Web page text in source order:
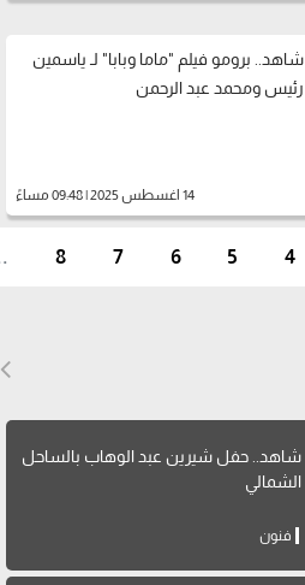
شاهد.. برومو فيلم "ماما وبابا" لـ ياسمين
رئيس ومحمد عبد الرحمن
14 اغسطس 2025 | 09:48 مساءً
4
5
6
7
8
شاهد.. حفل شيرين عبد الوهاب بالساحل
الشمالي
فنون